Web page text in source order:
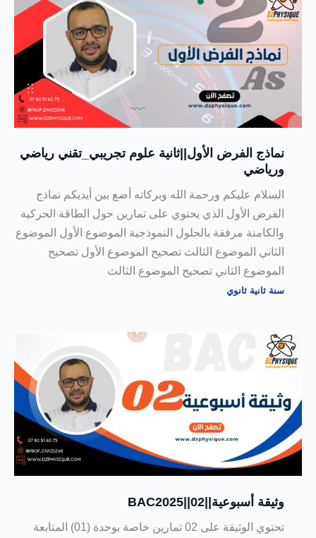
نماذج الفرض الأول||ثانية علوم تجريبي_تقني رياضي
ورياضي
السلام عليكم ورحمة الله وبركاته أضع بين أيديكم نماذج
الفرض الأول الذي يحتوي على تمارين حول الطاقة الحركية
والكامنة مرفقة بالحلول النموذجية الموضوع الأول الموضوع
الثاني الموضوع الثالث تصحيح الموضوع الأول تصحيح
الموضوع الثاني تصحيح الموضوع الثالث
سنة ثانية ثانوي
وثيقة أسبوعية||02||BAC2025
تحتوي الوثيقة على 02 تمارين خاصة بوحدة (01) المتابعة